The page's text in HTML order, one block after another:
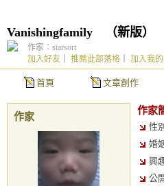
Vanishingfamily （新版）
首頁 文章創作
加入好友 推薦此部落格 加入我
作家：starsort
作家
作家
性
婚
興
公